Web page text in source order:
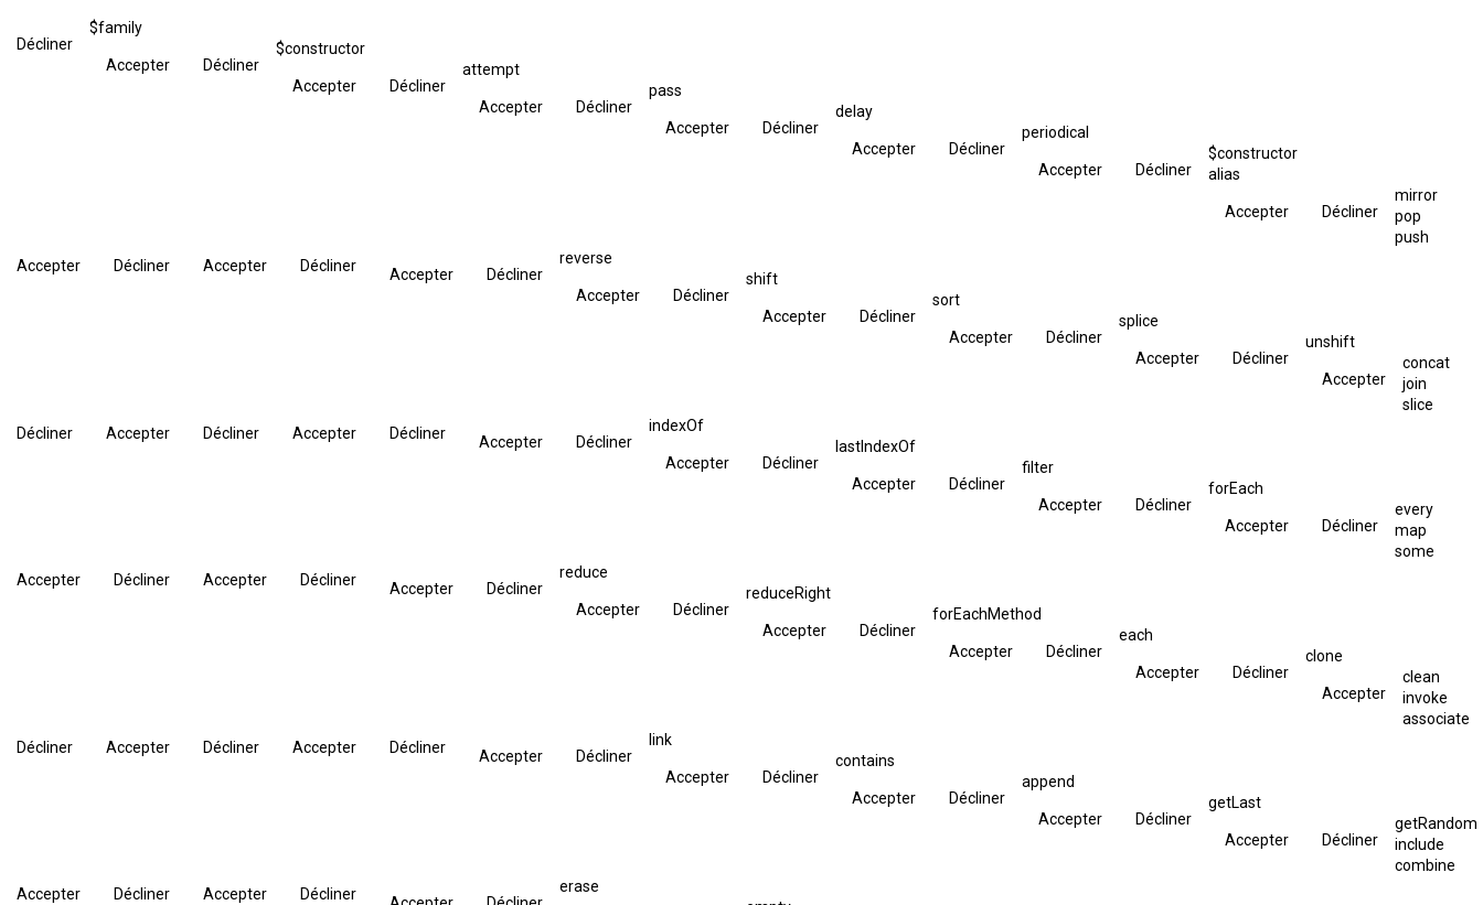
Décliner
$family
Accepter Décliner
$constructor
Accepter Décliner
attempt
Accepter Décliner
pass
Accepter Décliner
delay
Accepter Décliner
periodical
Accepter Décliner
$constructor
alias
Accepter Décliner
mirror
Accepter Décliner
pop
Accepter Décliner
push
Accepter Décliner
reverse
Accepter Décliner
shift
Accepter Décliner
sort
Accepter Décliner
splice
Accepter Décliner
unshift
Accepter
Décliner
concat
Accepter Décliner
join
Accepter Décliner
slice
Accepter Décliner
indexOf
Accepter Décliner
lastIndexOf
Accepter Décliner
filter
Accepter Décliner
forEach
Accepter Décliner
every
Accepter Décliner
map
Accepter Décliner
some
Accepter Décliner
reduce
Accepter Décliner
reduceRight
Accepter Décliner
forEachMethod
Accepter Décliner
each
Accepter Décliner
clone
Accepter
Décliner
clean
Accepter Décliner
invoke
Accepter Décliner
associate
Accepter Décliner
link
Accepter Décliner
contains
Accepter Décliner
append
Accepter Décliner
getLast
Accepter Décliner
getRandom
Accepter Décliner
include
Accepter Décliner
combine
erase